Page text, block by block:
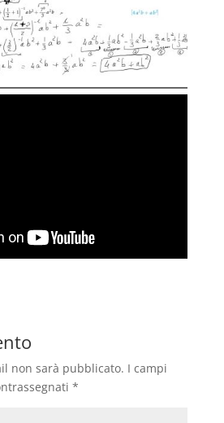
non sarà pubblicato. I campi
*